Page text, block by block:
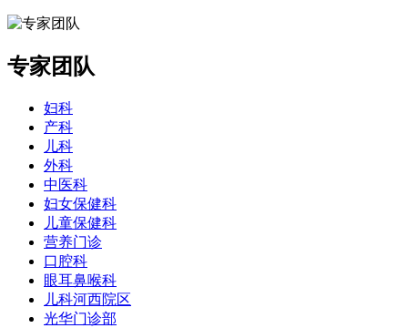
专家团队
妇科
产科
儿科
外科
中医科
妇女保健科
儿童保健科
营养门诊
口腔科
眼耳鼻喉科
儿科河西院区
光华门诊部